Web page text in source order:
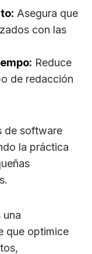
Asegura que
con las
Reduce
de redacción
de software
la práctica
una
que optimice